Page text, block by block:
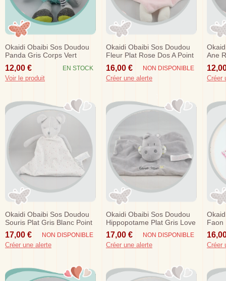
Okaidi Obaibi Sos Doudou
Panda Gris Corps Vert
Cravate
12,00 € EN STOCK
Voir le produit
Okaidi Obaibi Sos Doudou
Fleur Plat Rose Dos A Point
16,00 € NON DISPONIBLE
Créer une alerte
Ane
Créer
Okaidi Obaibi Sos Doudou
Souris Plat Gris Blanc Point
Rouge
17,00 € NON DISPONIBLE
Créer une alerte
Okaidi Obaibi Sos Doudou
Hippopotame Plat Gris Love
Idea
17,00 € NON DISPONIBLE
Créer une alerte
Faon
Gris
Créer